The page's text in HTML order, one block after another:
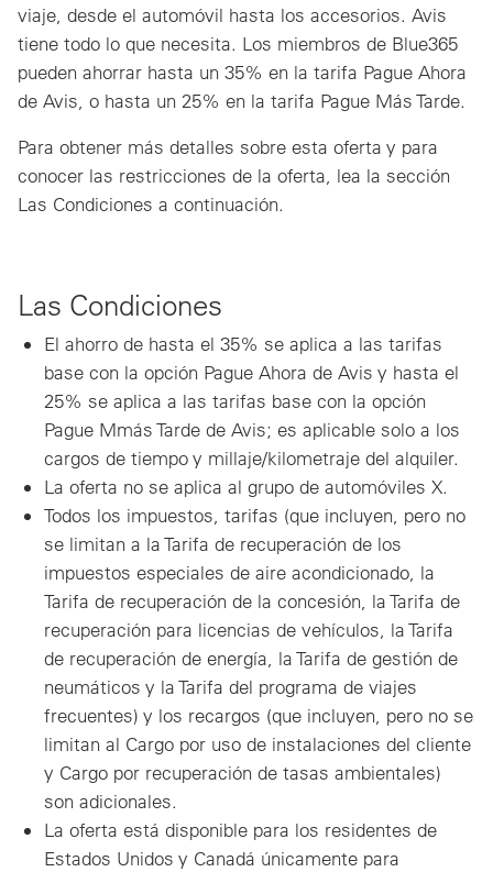
viaje, desde el automóvil hasta los accesorios. Avis
tiene todo lo que necesita. Los miembros de Blue365
pueden ahorrar hasta un 35% en la tarifa Pague Ahora
de Avis, o hasta un 25% en la tarifa Pague Más Tarde.
Para obtener más detalles sobre esta oferta y para
conocer las restricciones de la oferta, lea la sección
Las Condiciones a continuación.
Las Condiciones
El ahorro de hasta el 35% se aplica a las tarifas
base con la opción Pague Ahora de Avis y hasta el
25% se aplica a las tarifas base con la opción
Pague Mmás Tarde de Avis; es aplicable solo a los
cargos de tiempo y millaje/kilometraje del alquiler.
La oferta no se aplica al grupo de automóviles X.
Todos los impuestos, tarifas (que incluyen, pero no
se limitan a la Tarifa de recuperación de los
impuestos especiales de aire acondicionado, la
Tarifa de recuperación de la concesión, la Tarifa de
recuperación para licencias de vehículos, la Tarifa
de recuperación de energía, la Tarifa de gestión de
neumáticos y la Tarifa del programa de viajes
frecuentes) y los recargos (que incluyen, pero no se
limitan al Cargo por uso de instalaciones del cliente
y Cargo por recuperación de tasas ambientales)
son adicionales.
La oferta está disponible para los residentes de
Estados Unidos y Canadá únicamente para